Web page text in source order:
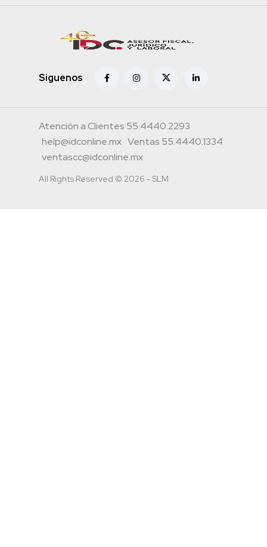
Siguenos
Atención a Clientes 55.4440.2293
help@idconline.mx Ventas 55.4440.1334
ventascc@idconline.mx
All Rights Reserved © 2026 - SLM